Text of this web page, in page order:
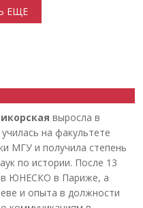
ЕЩЕ
выросла в
на факультете
МГУ и получила степень
по истории. После 13
в ЮНЕСКО в Париже, а
и опыта в должности